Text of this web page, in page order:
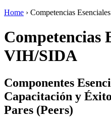
Home › Competencias
Competencias
VIH/SIDA
Componentes
Capacitación y
Pares (Peers)